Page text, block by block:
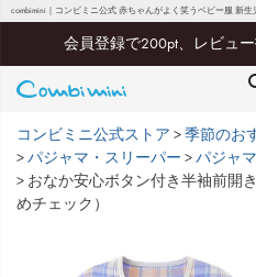
combimini｜コンビミニ公式 赤ちゃんがよく笑うベビー服 新
会員登録で200pt、レビュ
コンビミニ公式ストア
季節のお
パジャマ・スリーパー
パジャマ
おなか安心ボタン付き半袖前開
めチェック）